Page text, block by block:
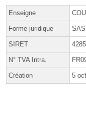
Enseigne
Forme juridique SAS
SIRET
N° TVA Intra.
Création 5